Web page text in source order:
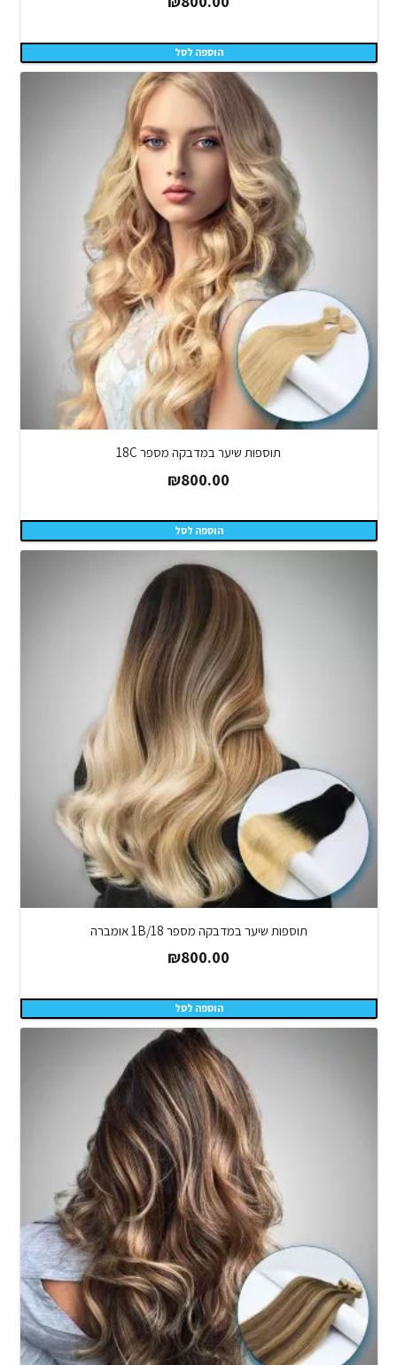
הוספה לסל
תוספות שיער במדבקה מספר 18C
₪800.00
הוספה לסל
תוספות שיער במדבקה מספר 1B/18 אומברה
₪800.00
הוספה לסל